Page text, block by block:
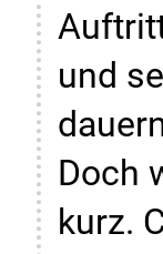
und
Doch
kurz.